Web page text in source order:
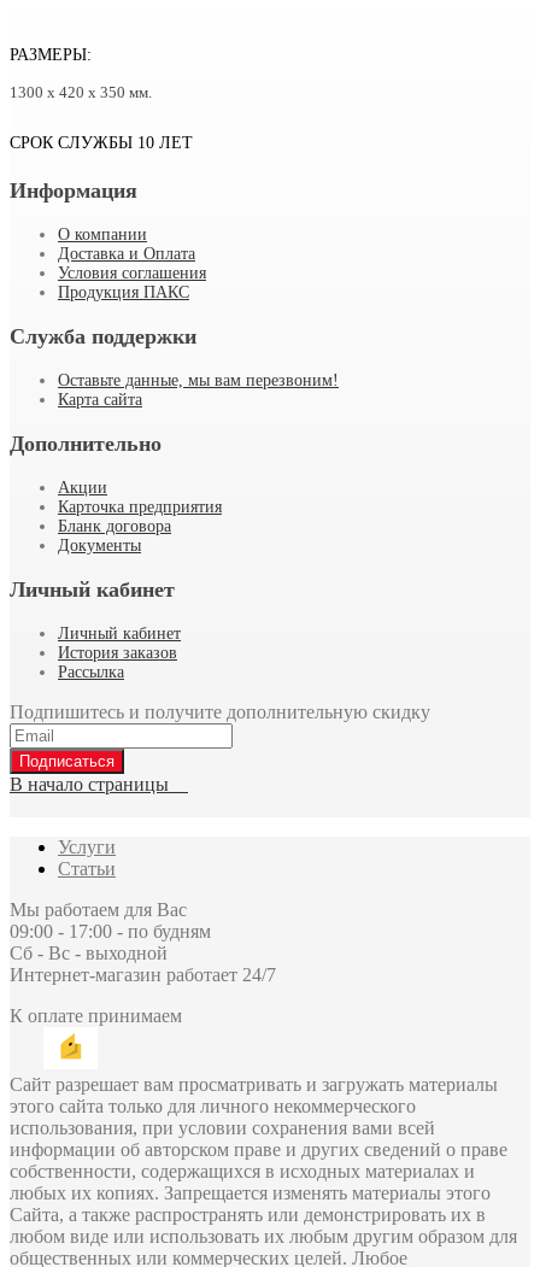
РАЗМЕРЫ:
1300 х 420 х 350 мм.
СРОК СЛУЖБЫ 10 ЛЕТ
Информация
О компании
Доставка и Оплата
Условия соглашения
Продукция ПАКС
Служба поддержки
Оставьте данные, мы вам перезвоним!
Карта сайта
Дополнительно
Акции
Карточка предприятия
Бланк договора
Документы
Личный кабинет
Личный кабинет
История заказов
Рассылка
Подпишитесь и получите дополнительную скидку
Подписаться
В начало страницы
Услуги
Статьи
Мы работаем для Вас
09:00 - 17:00 - по будням
Сб - Вс - выходной
Интернет-магазин работает 24/7
К оплате принимаем
Сайт разрешает вам просматривать и загружать материалы
этого сайта только для личного некоммерческого
использования, при условии сохранения вами всей
информации об авторском праве и других сведений о праве
собственности, содержащихся в исходных материалах и
любых их копиях. Запрещается изменять материалы этого
Сайта, а также распространять или демонстрировать их в
любом виде или использовать их любым другим образом для
общественных или коммерческих целей. Любое